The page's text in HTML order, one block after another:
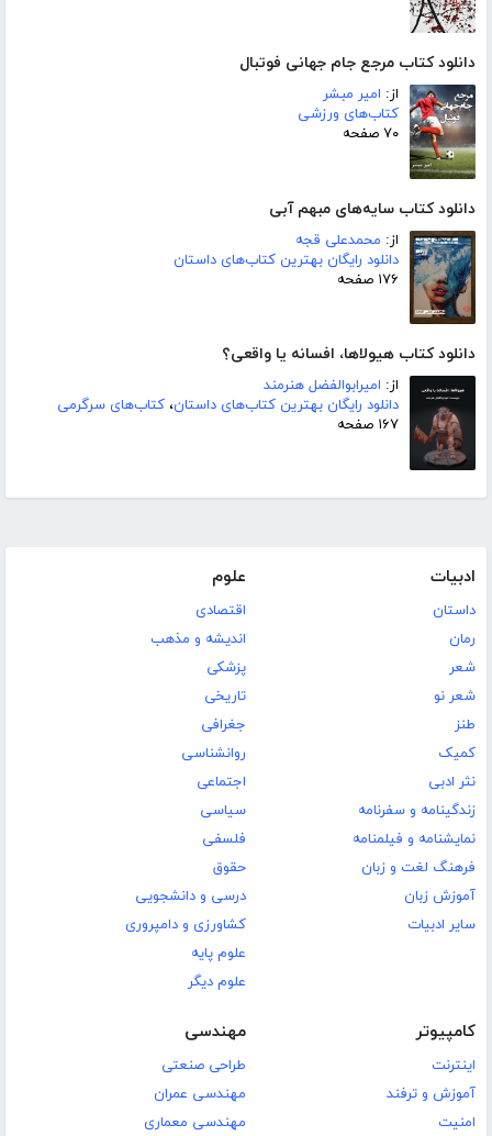
دانلود کتاب مرجع جام جهانی فوتبال
از: امیر مبشر
کتاب‌های ورزشی
۷۰ صفحه
دانلود کتاب سایه‌های مبهم آبی
از: محمدعلی قجه
دانلود رایگان بهترین کتاب‌های داستان
۱۷۶ صفحه
دانلود کتاب هیولاها، افسانه یا واقعی؟
از: امیرابوالفضل هنرمند
دانلود رایگان بهترین کتاب‌های داستان، کتاب‌های سرگرمی
۱۶۷ صفحه
ادبیات
داستان
رمان
شعر
شعر نو
طنز
کمیک
نثر ادبی
زندگینامه و سفرنامه
نمایشنامه و فیلمنامه
فرهنگ لغت و زبان
آموزش زبان
سایر ادبیات
علوم
اقتصادی
اندیشه و مذهب
پزشکی
تاریخی
جغرافی
روانشناسی
اجتماعی
سیاسی
فلسفی
حقوق
درسی و دانشجویی
کشاورزی و دامپروری
علوم پایه
علوم دیگر
کامپیوتر
اینترنت
آموزش و ترفند
امنیت
مهندسی
طراحی صنعتی
مهندسی عمران
مهندسی معماری